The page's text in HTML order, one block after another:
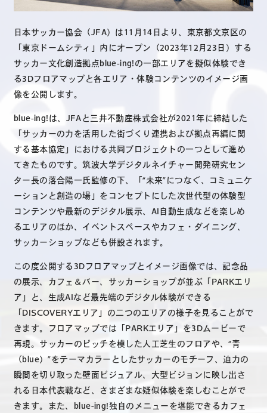
日本サッカー協会（JFA）は11月14日より、東京都文京区の
「東京ドームシティ」内にオープン（2023年12月23日）する
サッカー文化創造拠点blue-ing!の一部エリアを擬似体験でき
る3Dフロアマップと各エリア・体験コンテンツのイメージ画
像を公開します。
blue-ing!は、JFAと三井不動産株式会社が2021年に締結した
「サッカーの力を活用した街づくり連携および拠点再編に関
する基本協定」における共同プロジェクトの一つとして進め
てきたものです。筑波大学デジタルネイチャー開発研究セン
ター長の落合陽一氏監修の下、「“未来”につなぐ、コミュニケ
ーションと創造の場」をコンセプトにした次世代型の体験型
コンテンツや最新のデジタル展示、AI自動生成などを楽しめ
るエリアのほか、イベントスペースやカフェ・ダイニング、
サッカーショップなども併設されます。
この度公開する3Dフロアマップとイメージ画像では、記念品
の展示、カフェ＆バー、サッカーショップが並ぶ「PARKエリ
ア」と、生成AIなど最先端のデジタル体験ができる
「DISCOVERYエリア」の二つのエリアの様子を見ることがで
きます。フロアマップでは「PARKエリア」を3Dムービーで
再現。サッカーのピッチを模した人工芝生のフロアや、“青
（blue）”をテーマカラーとしたサッカーのモチーフ、迫力の
瞬間を切り取った壁面ビジュアル、大型ビジョンに映し出さ
れる日本代表戦など、さまざまな疑似体験を楽しむことがで
きます。また、blue-ing!独自のメニューを堪能できるカフェ